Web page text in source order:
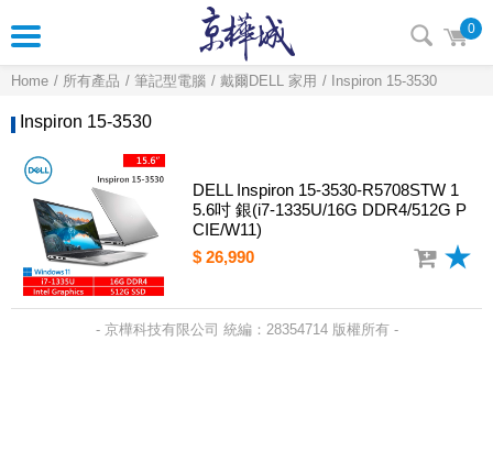
0
Home 所有產品 筆記型電腦 戴爾DELL 家用 Inspiron 15-3530
Inspiron 15-3530
DELL Inspiron 15-3530-R5708STW 1
5.6吋 銀(i7-1335U/16G DDR4/512G P
CIE/W11)
$ 26,990
- 京樺科技有限公司 統編：28354714 版權所有 -